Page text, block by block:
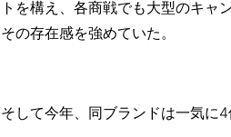
トを構え、各商戦でも大型のキャ
その存在感を強めていた。
そして今年、同ブランドは一気に